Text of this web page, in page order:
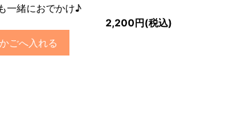
一緒におでかけ♪
2,200円(税込)
ごへ入れる